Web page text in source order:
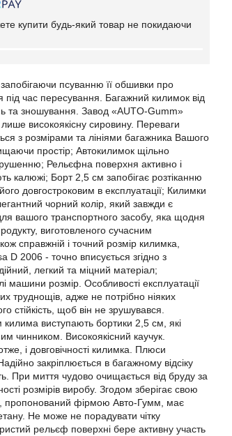
купити будь-який товар не покидаючи
псуванню її обшивки про
час пересування. Багажний килимок від
та зношування. Завод «AUTO-Gumm»
високоякісну сировину. Переваги
з розмірами та лініями багажника Вашого
простір; Автокилимок щільно
Рельєфна поверхня активно і
калюжі; Борт 2,5 см запобігає розтіканню
довгостроковим в експлуатації; Килимки
чорний колір, який завжди є
вашого транспортного засобу, яка щодня
виготовленого сучасним
справжній і точний розмір килимка,
2006 - точно вписується згідно з
легкий та міцний матеріал;
розмір. Особливості експлуатації
труднощів, адже не потрібно ніяких
стійкість, щоб він не зрушувався.
виступають бортики 2,5 см, які
чинником. Високоякісний каучук.
і довговічності килимка. Плюси
закріплюється в багажному відсіку
При миття чудово очищається від бруду за
розмірів виробу. Згодом зберігає свою
пропонований фірмою Авто-Гумм, має
Не може не порадувати чітку
рельєф поверхні бере активну участь